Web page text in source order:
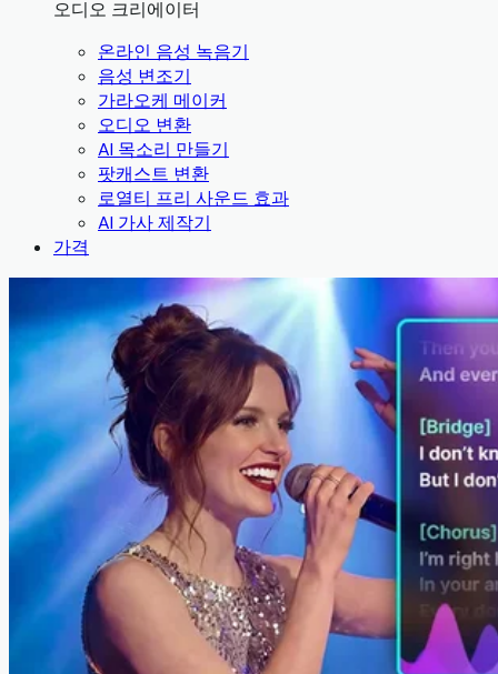
오디오 크리에이터
온라인 음성 녹음기
음성 변조기
가라오케 메이커
오디오 변환
AI 목소리 만들기
팟캐스트 변환
로열티 프리 사운드 효과
AI 가사 제작기
가격